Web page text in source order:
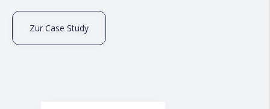
Zur Case Study